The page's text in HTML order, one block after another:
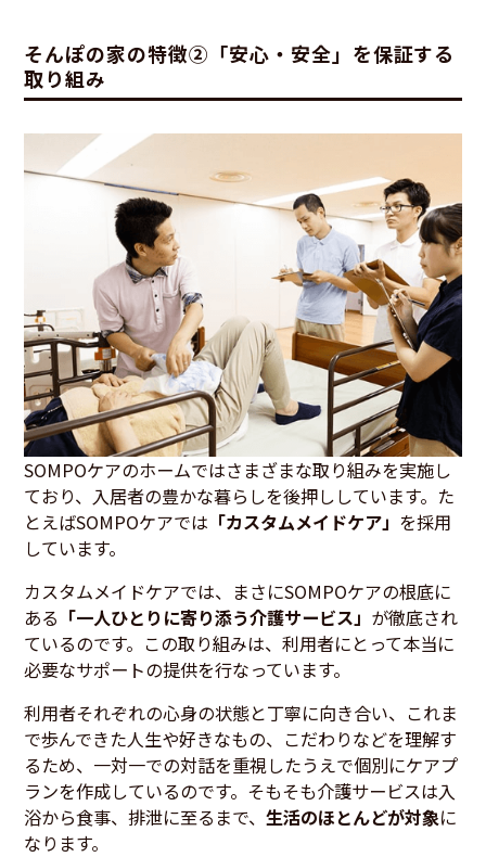
そんぽの家の特徴②「安心・安全」を保証する
取り組み
SOMPOケアのホームではさまざまな取り組みを実施し
ており、入居者の豊かな暮らしを後押ししています。た
とえばSOMPOケアでは 「カスタムメイドケア」 を採用
しています。
カスタムメイドケアでは、まさにSOMPOケアの根底に
ある 「一人ひとりに寄り添う介護サービス」 が徹底され
ているのです。この取り組みは、利用者にとって本当に
必要なサポートの提供を行なっています。
利用者それぞれの心身の状態と丁寧に向き合い、これま
で歩んできた人生や好きなもの、こだわりなどを理解す
るため、一対一での対話を重視したうえで個別にケアプ
ランを作成しているのです。そもそも介護サービスは入
浴から食事、排泄に至るまで、生活のほとんどが対象に
なります。